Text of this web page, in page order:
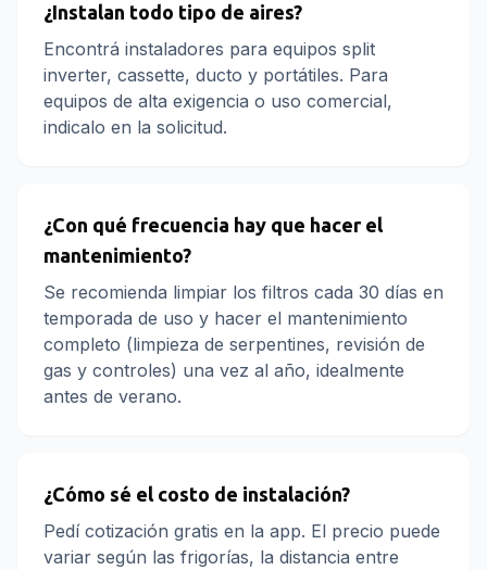
¿Instalan todo tipo de aires?
Encontrá instaladores para equipos split
inverter, cassette, ducto y portátiles. Para
equipos de alta exigencia o uso comercial,
indicalo en la solicitud.
¿Con qué frecuencia hay que hacer el
mantenimiento?
Se recomienda limpiar los filtros cada 30 días en
temporada de uso y hacer el mantenimiento
completo (limpieza de serpentines, revisión de
gas y controles) una vez al año, idealmente
antes de verano.
¿Cómo sé el costo de instalación?
Pedí cotización gratis en la app. El precio puede
variar según las frigorías, la distancia entre